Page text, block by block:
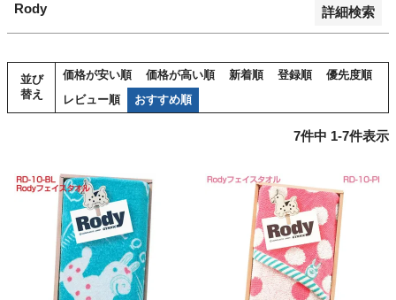
Rody 詳細検索
並び
替え
価格が安い順 価格が高い順 新着順 登録順
優先度順
レビュー順
おすすめ順
7件中 1-7件表示